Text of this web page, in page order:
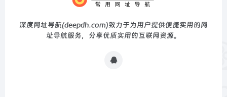
深度网址导航(deepdh.com)致力于为用户提供便捷实用的网
址导航服务，分享优质实用的互联网资源。